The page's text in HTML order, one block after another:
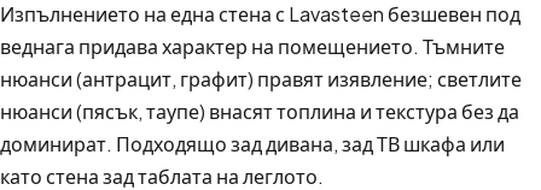
Изпълнението на една стена с Lavasteen безшевен под
веднага придава характер на помещението. Тъмните
нюанси (антрацит, графит) правят изявление; светлите
нюанси (пясък, таупе) внасят топлина и текстура без да
доминират. Подходящо зад дивана, зад ТВ шкафа или
като стена зад таблата на леглото.